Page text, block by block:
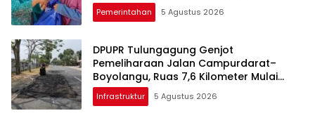
Pemerintahan 5 Agustus 2026
DPUPR Tulungagung Genjot
Pemeliharaan Jalan Campurdarat–
Boyolangu, Ruas 7,6 Kilometer Mulai
Diperbaiki
Infrastruktur 5 Agustus 2026